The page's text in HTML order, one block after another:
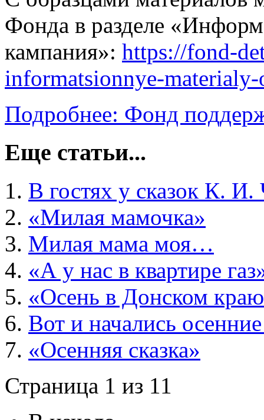
Фонда в разделе
кампания»: https://fond-
informatsionnye-
Подробнее: Фонд
Еще статьи...
В гостях у сказок К. И.
«Милая мамочка»
Милая мама моя…
«А у нас в квартире
«Осень в Донском
Вот и начались
«Осенняя сказка»
Страница 1 из 11